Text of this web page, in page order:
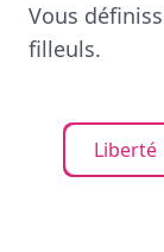
Vous
filleuls.
Liberté